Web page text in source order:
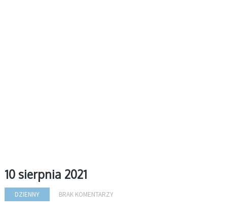
10 sierpnia 2021
DZIENNY BRAK KOMENTARZY